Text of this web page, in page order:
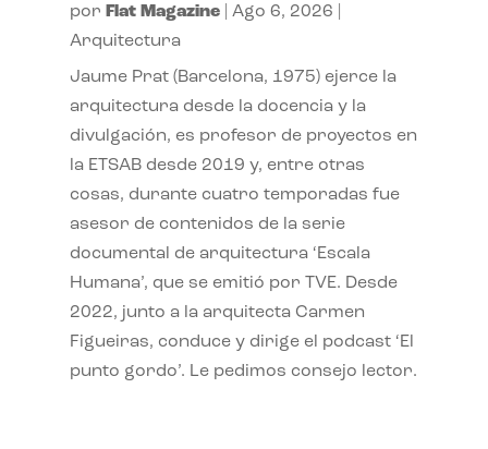
por Flat Magazine| Ago 6, 2026
Arquitectura
Jaume Prat (Barcelona, 1975) ejerce la
arquitectura desde la docencia y la
divulgación, es profesor de proyectos en
la ETSAB desde 2019 y, entre otras
cosas, durante cuatro temporadas fue
asesor de contenidos de la serie
documental de arquitectura ‘Escala
Humana’, que se emitió por TVE. Desde
2022, junto a la arquitecta Carmen
Figueiras, conduce y dirige el podcast ‘El
punto gordo’. Le pedimos consejo lector.